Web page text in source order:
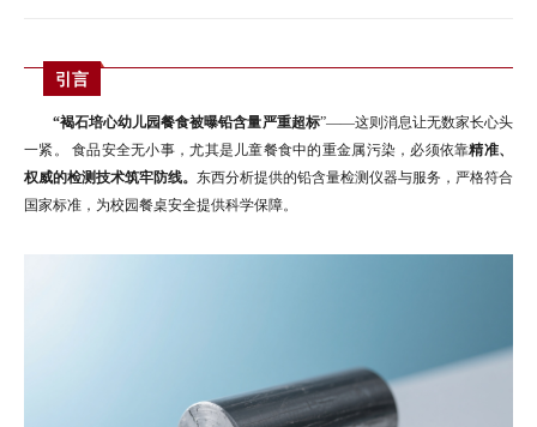
引言
“褐石培心幼儿园餐食被曝铅含量严重超标”——这则消息让无数家长心头
一紧。 食品安全无小事，尤其是儿童餐食中的重金属污染，必须依靠精准、
权威的检测技术筑牢防线。 东西分析提供的铅含量检测仪器与服务，严格符合
国家标准，为校园餐桌安全提供科学保障。